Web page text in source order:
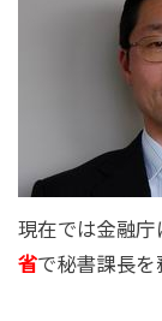
現在では金融
省で秘書課長を